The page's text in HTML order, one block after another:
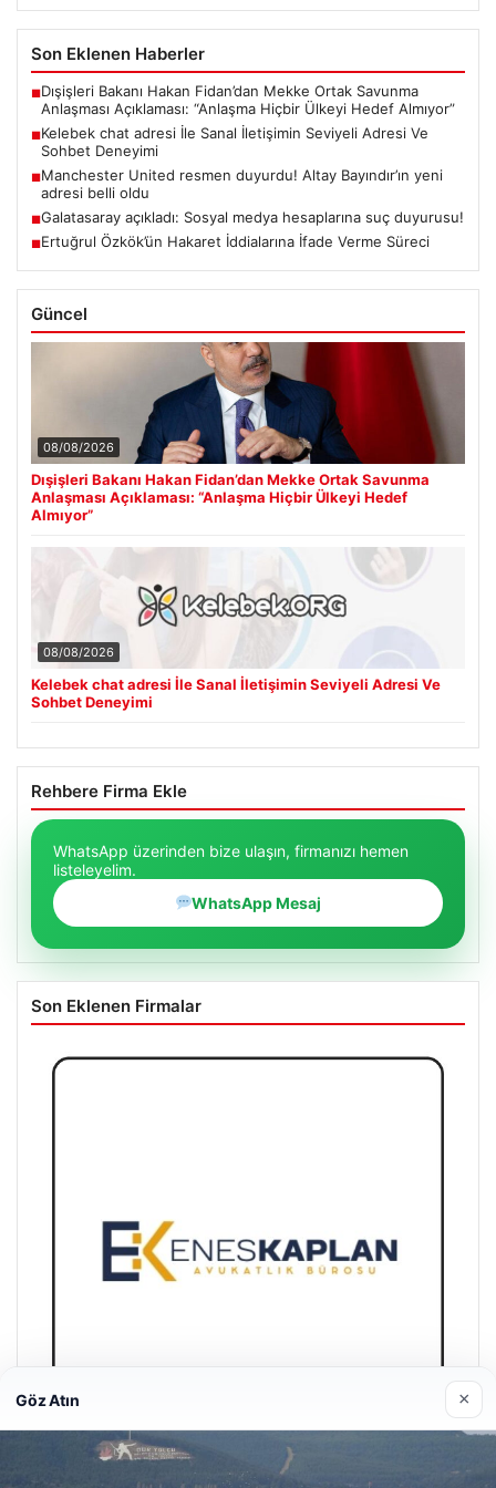
Son Eklenen Haberler
■Dışişleri Bakanı Hakan Fidan’dan Mekke Ortak Savunma
Anlaşması Açıklaması: “Anlaşma Hiçbir Ülkeyi Hedef Almıyor”
■Kelebek chat adresi İle Sanal İletişimin Seviyeli Adresi Ve
Sohbet Deneyimi
■Manchester United resmen duyurdu! Altay Bayındır’ın yeni
adresi belli oldu
■Galatasaray açıkladı: Sosyal medya hesaplarına suç duyurusu!
■Ertuğrul Özkök’ün Hakaret İddialarına İfade Verme Süreci
Güncel
08/08/2026
Dışişleri Bakanı Hakan Fidan’dan Mekke Ortak Savunma
Anlaşması Açıklaması: “Anlaşma Hiçbir Ülkeyi Hedef
Almıyor”
08/08/2026
Kelebek chat adresi İle Sanal İletişimin Seviyeli Adresi Ve
Sohbet Deneyimi
Rehbere Firma Ekle
WhatsApp üzerinden bize ulaşın, firmanızı hemen
listeleyelim.
WhatsApp Mesaj
Son Eklenen Firmalar
Göz Atın ×